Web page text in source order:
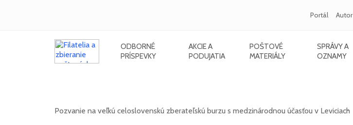
Portál Autor
ODBORNÉ
PRÍSPEVKY
AKCIE A
PODUJATIA
POŠTOVÉ
MATERIÁLY
SPRÁVY A
OZNAMY
Pozvanie na veľkú celoslovenskú zberateľskú burzu s medzinárodnou účasťou v Leviciach